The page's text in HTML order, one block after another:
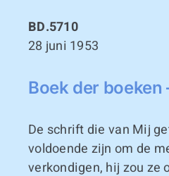
BD.5710
28 juni 1953
Boek der boeken
De schrift die van Mij
voldoende zijn om de
verkondigen, hij zou ze